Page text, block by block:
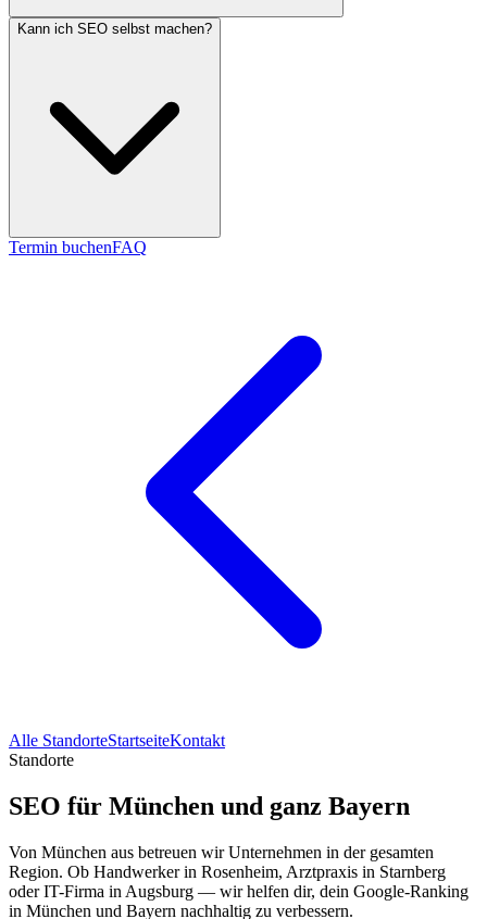
Kann ich SEO selbst machen?
Termin buchenFAQ
Alle StandorteStartseiteKontakt
Standorte
SEO für München und ganz Bayern
Von München aus betreuen wir Unternehmen in der gesamten
Region. Ob Handwerker in Rosenheim, Arztpraxis in Starnberg
oder IT-Firma in Augsburg — wir helfen dir, dein Google-Ranking
in München und Bayern nachhaltig zu verbessern.